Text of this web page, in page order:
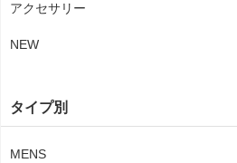
アクセサリー
NEW
タイプ別
MENS